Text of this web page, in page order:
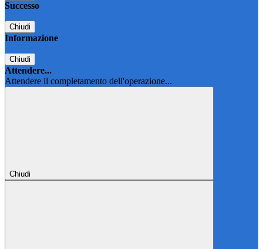
Successo
Chiudi
Informazione
Chiudi
Attendere...
Attendere il completamento dell'operazione...
Chiudi